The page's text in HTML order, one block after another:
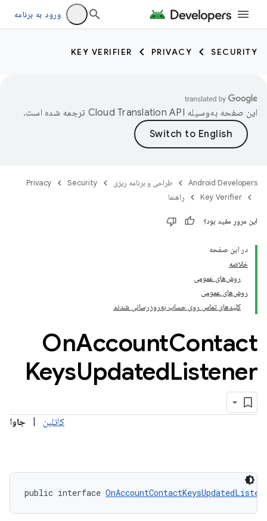
ورود به برنامه
SECURITY
PRIVACY
KEY VERIFIER
این صفحه به‌وسیله ترجمه شده است.
Android Developers طراحی و برنامه ریزی Security
Privacy
Key Verifier
راهنما
این مرور مفید بود؟
در این صفحه
خلاصه
روش‌های عمومی
روش‌های عمومی
کلیدهای تماس روی حساب به‌روزرسانی شدند
OnAccountContact
KeysUpdatedListener
کاتلین جاوا
public interface